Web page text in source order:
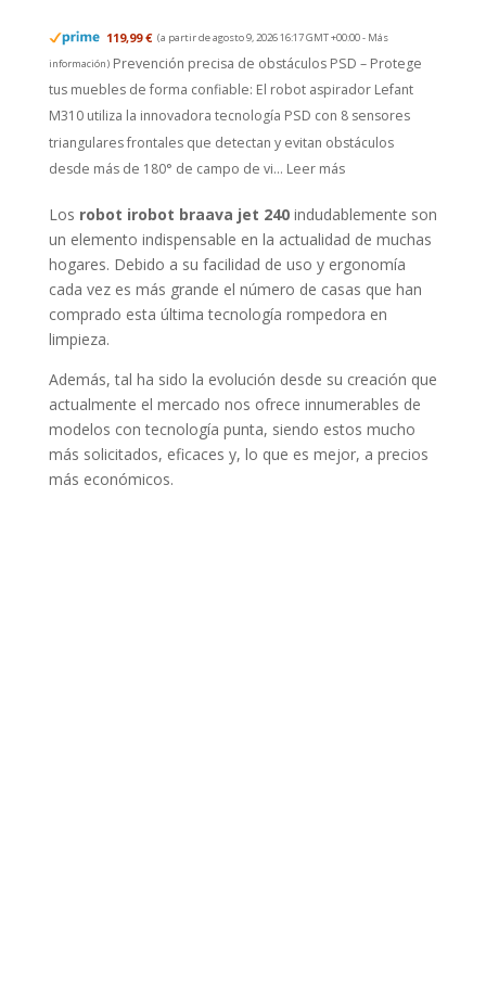
119,99 € (a partir de agosto 9, 2026 16:17 GMT +00:00 - Más
información) Prevención precisa de obstáculos PSD – Protege
tus muebles de forma confiable: El robot aspirador Lefant
M310 utiliza la innovadora tecnología PSD con 8 sensores
triangulares frontales que detectan y evitan obstáculos
desde más de 180° de campo de vi... Leer más
Los robot irobot braava jet 240indudablemente son
un elemento indispensable en la actualidad de muchas
hogares. Debido a su facilidad de uso y ergonomía
cada vez es más grande el número de casas que han
comprado esta última tecnología rompedora en
limpieza.
Además, tal ha sido la evolución desde su creación que
actualmente el mercado nos ofrece innumerables de
modelos con tecnología punta, siendo estos mucho
más solicitados, eficaces y, lo que es mejor, a precios
más económicos.